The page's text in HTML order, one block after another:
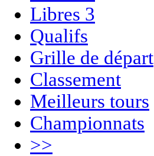
Libres 3
Qualifs
Grille de départ
Classement
Meilleurs tours
Championnats
>>